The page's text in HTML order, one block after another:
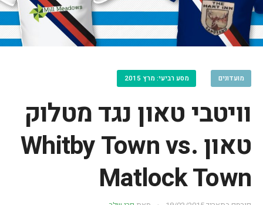
מועדונים מסע רביעי: מרץ 2015
וויטבי טאון נגד מטלוק
טאון Whitby Town vs.
Matlock Town